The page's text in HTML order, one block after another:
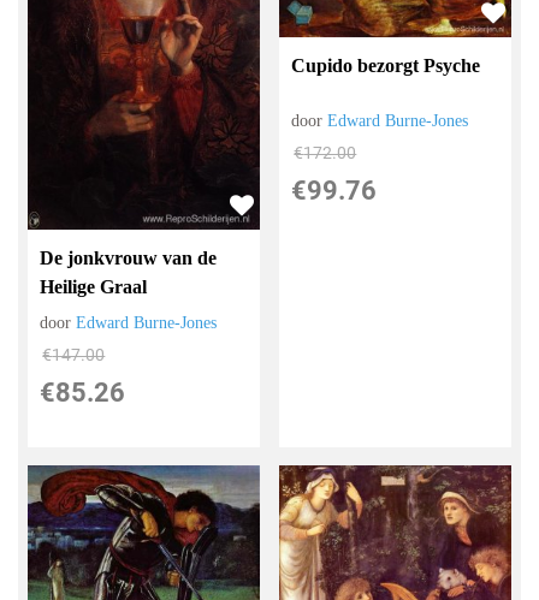
De jonkvrouw van de
Heilige Graal
doorEdward Burne-Jones
€147.00
€85.26
Cupido bezorgt Psyche
doorEdward Burne-Jones
€172.00
€99.76